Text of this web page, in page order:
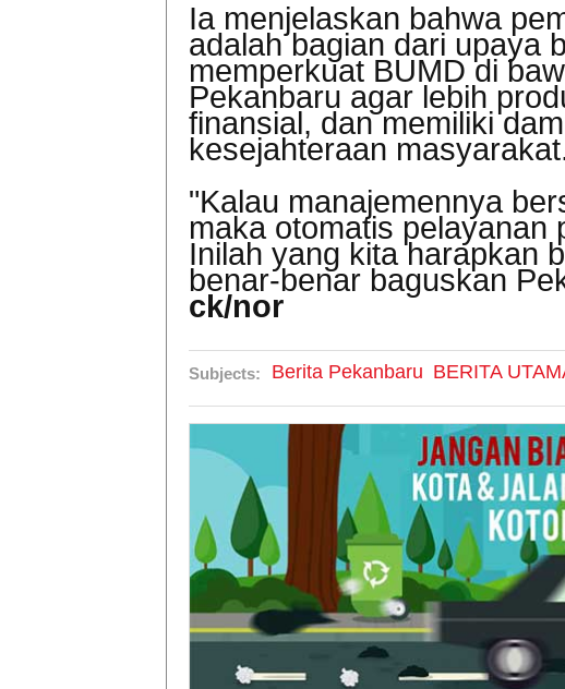
Ia menjelaskan bahwa
adalah bagian dari upaya
memperkuat BUMD di
Pekanbaru agar lebih
finansial, dan memiliki
kesejahteraan
"Kalau manajemennya
maka otomatis pelayanan
Inilah yang kita harapkan
benar-benar baguskan
ck/nor
Subjects: Berita Pekanbaru BERITA